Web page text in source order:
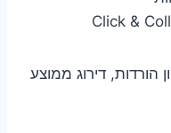
2026: מעל 7.5 מיליון הורדות, דירוג ממוצע